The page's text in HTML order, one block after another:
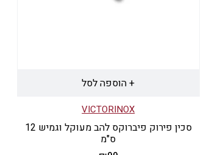
+ הוספה לסל
VICTORINOX
סכין פירוק פיברוקס להב מעוקל וגמיש 12
ס"מ